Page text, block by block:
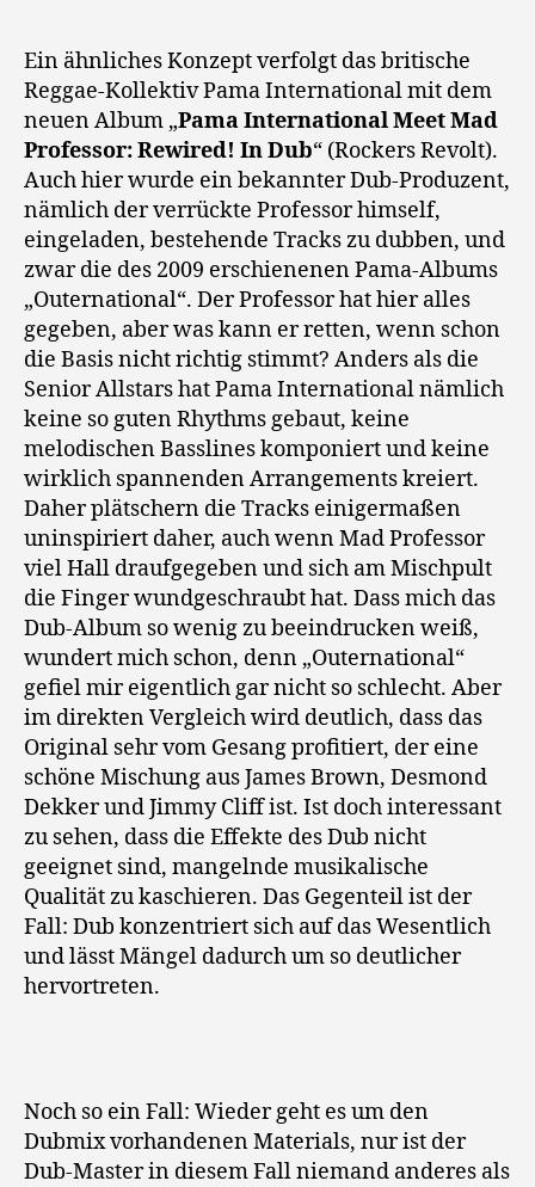
Ein ähnliches Konzept verfolgt das britische
Reggae-Kollektiv Pama International mit dem
neuen Album „Pama International Meet Mad
Professor: Rewired! In Dub“ (Rockers Revolt).
Auch hier wurde ein bekannter Dub-Produzent,
nämlich der verrückte Professor himself,
eingeladen, bestehende Tracks zu dubben, und
zwar die des 2009 erschienenen Pama-Albums
„Outernational“. Der Professor hat hier alles
gegeben, aber was kann er retten, wenn schon
die Basis nicht richtig stimmt? Anders als die
Senior Allstars hat Pama International nämlich
keine so guten Rhythms gebaut, keine
melodischen Basslines komponiert und keine
wirklich spannenden Arrangements kreiert.
Daher plätschern die Tracks einigermaßen
uninspiriert daher, auch wenn Mad Professor
viel Hall draufgegeben und sich am Mischpult
die Finger wundgeschraubt hat. Dass mich das
Dub-Album so wenig zu beeindrucken weiß,
wundert mich schon, denn „Outernational“
gefiel mir eigentlich gar nicht so schlecht. Aber
im direkten Vergleich wird deutlich, dass das
Original sehr vom Gesang profitiert, der eine
schöne Mischung aus James Brown, Desmond
Dekker und Jimmy Cliff ist. Ist doch interessant
zu sehen, dass die Effekte des Dub nicht
geeignet sind, mangelnde musikalische
Qualität zu kaschieren. Das Gegenteil ist der
Fall: Dub konzentriert sich auf das Wesentlich
und lässt Mängel dadurch um so deutlicher
hervortreten.
Noch so ein Fall: Wieder geht es um den
Dubmix vorhandenen Materials, nur ist der
Dub-Master in diesem Fall niemand anderes als